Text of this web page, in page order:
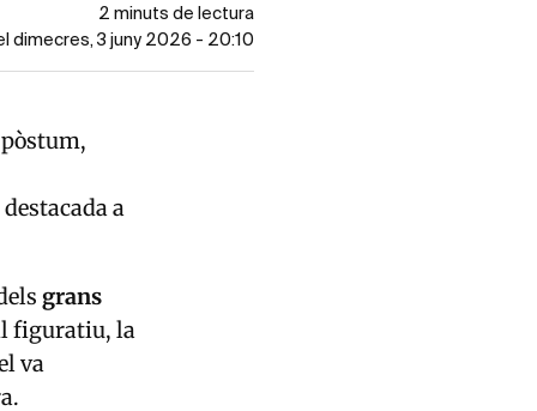
2 minuts de lectura
dimecres, 3 juny 2026 - 20:10
a
grans
figuratiu, la
va